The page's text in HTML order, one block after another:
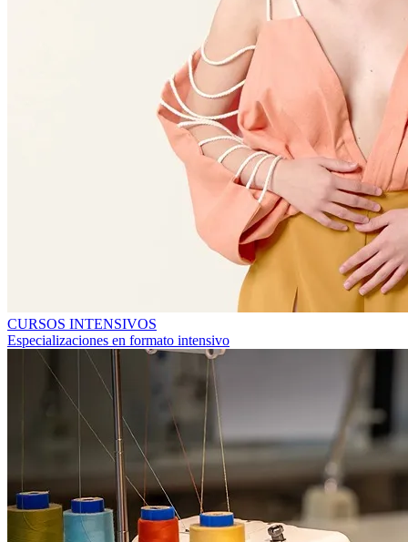
CURSOS INTENSIVOS
Especializaciones en formato intensivo